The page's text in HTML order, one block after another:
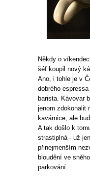
Někdy o
šéf koupil nový
Ano, i tohle je v
dobrého
barista. Kávovar
jenom zdokonalit
kavárnice, ale
A tak došlo k
strastiplná - už
přinejmenším
bloudění ve
parkování.